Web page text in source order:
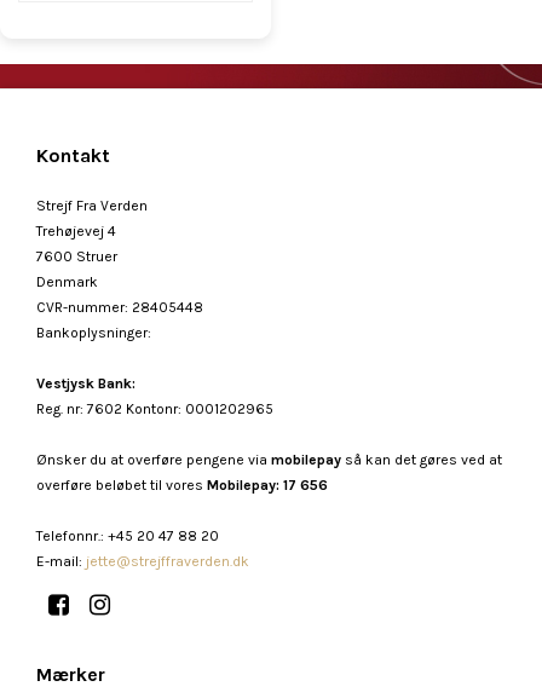
Kontakt
Strejf Fra Verden
Trehøjevej 4
7600 Struer
Denmark
CVR-nummer: 28405448
Bankoplysninger:
Vestjysk Bank:
Reg. nr: 7602 Kontonr: 0001202965
Ønsker du at overføre pengene via mobilepay så kan det gøres ved at
overføre beløbet til vores Mobilepay: 17 656
Telefonnr.: +45 20 47 88 20
E-mail: jette@strejffraverden.dk
Mærker